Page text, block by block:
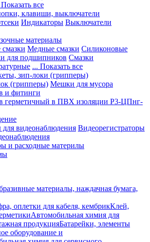
все
клавиши, выключатели
Индикаторы Выключатели
материалы
Медные смазки Силиконовые
для подшипников Смазки
... Показать все
зип-локи (грипперы)
(грипперы) Мешки для мусора
и фитинги
герметичный в ПВХ изоляции Р3-ЦПнг-
видеонаблюдения Видеорегистраторы
и расходные материлы
материалы, наждачная бумага,
оплетки для кабеля, кембрикКлей,
Автомобильная химия для
продукцияБатарейки, элементы
оборудование и